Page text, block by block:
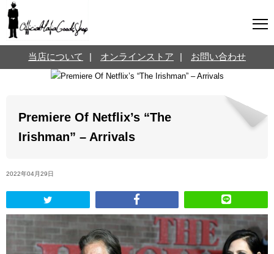
三分で学ぶマフィア暗黒史 名言・悩み相談
映画・ドラマ紹介 映画雑学
当店について オンラインストア お問い合わせ
Premiere Of Netflix’s “The
Irishman” – Arrivals
2022年04月29日
オンラインストア
お問い合わせ